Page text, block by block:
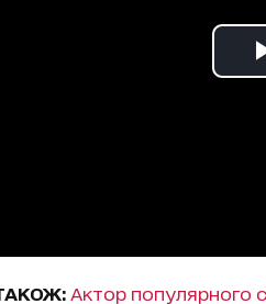
Актор популярного